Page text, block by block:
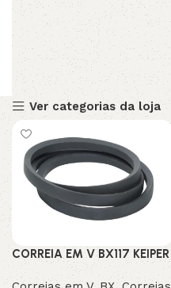
Ver categorias da loja
CORREIA EM V BX117 KEIPER